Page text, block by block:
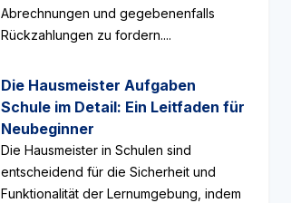
Abrechnungen und gegebenenfalls
Rückzahlungen zu fordern....
Die Hausmeister Aufgaben
Schule im Detail: Ein Leitfaden für
Neubeginner
Die Hausmeister in Schulen sind
entscheidend für die Sicherheit und
Funktionalität der Lernumgebung, indem